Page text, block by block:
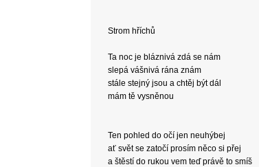
Strom hříchů
Ta noc je bláznivá zdá se nám
slepá vášnivá rána znám
stále stejný jsou a chtěj být dál
mám tě vysněnou
Ten pohled do očí jen neuhýbej
ať svět se zatočí prosím něco si přej
a štěstí do rukou vem teď právě to smíš